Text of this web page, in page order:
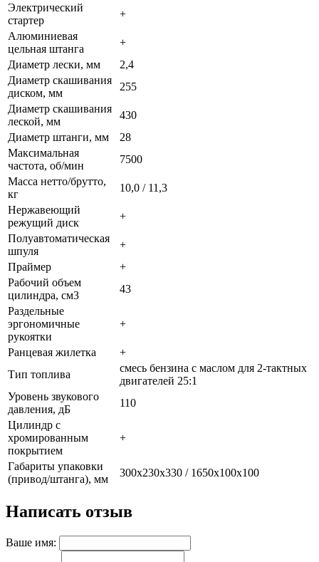
Электрический
стартер
+
Алюминиевая
цельная штанга
+
Диаметр лески, мм
2,4
Диаметр скашивания
диском, мм
255
Диаметр скашивания
леской, мм
430
Диаметр штанги, мм
28
Максимальная
частота, об/мин
7500
Масса нетто/брутто,
кг
10,0 / 11,3
Нержавеющий
режущий диск
+
Полуавтоматическая
шпуля
+
Праймер
+
Рабочий объем
цилиндра, см3
43
Раздельные
эргономичные
рукоятки
+
Ранцевая жилетка
+
Тип топлива
смесь бензина с маслом для 2-тактных
двигателей 25:1
Уровень звукового
давления, дБ
110
Цилиндр с
хромированным
покрытием
+
Габариты упаковки
(привод/штанга), мм
300х230х330 / 1650х100х100
Написать отзыв
Ваше имя: